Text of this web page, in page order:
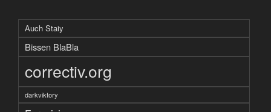
Auch Staiy
Bissen BlaBla
correctiv.org
darkviktory